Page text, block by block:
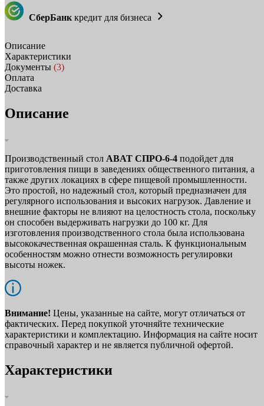
СберБанк кредит для бизнеса
Описание
Характеристики
Документы (3)
Оплата
Доставка
Описание
Производственный стол ABAT СПРО‑6‑4 подойдет для
приготовления пищи в заведениях общественного питания, а
также других локациях в сфере пищевой промышленности.
Это простой, но надежный стол, который предназначен для
регулярного использования и высоких нагрузок. Давление и
внешние факторы не влияют на целостность стола, поскольку
он способен выдерживать нагрузки до 100 кг. Для
изготовления производственного стола была использована
высококачественная окрашенная сталь. К функциональным
особенностям можно отнести возможность регулировки
высоты ножек.
Внимание! Цены, указанные на сайте, могут отличаться от
фактических. Перед покупкой уточняйте технические
характеристики и комплектацию. Информация на сайте носит
справочный характер и не является публичной офертой.
Характеристики